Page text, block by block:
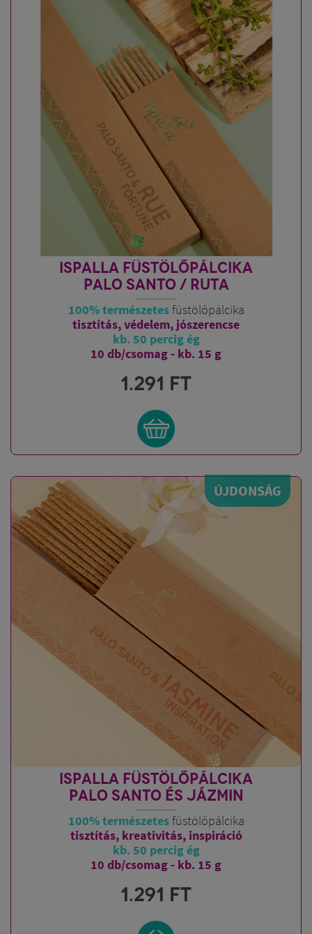
ISPALLA FÜSTÖLŐPÁLCIKA
PALO SANTO / RUTA
100% természetesfüstölőpálcika
tisztítás, védelem, jószerencse
kb. 50 percig ég
10 db/csomag - kb. 15 g
1.291 FT
ÚJDONSÁG
ISPALLA FÜSTÖLŐPÁLCIKA
PALO SANTO ÉS JÁZMIN
100% természetesfüstölőpálcika
tisztítás, kreativitás, inspiráció
kb. 50 percig ég
10 db/csomag - kb. 15 g
1.291 FT